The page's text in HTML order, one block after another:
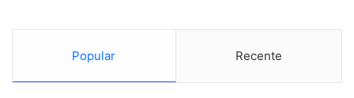
Popular Recente